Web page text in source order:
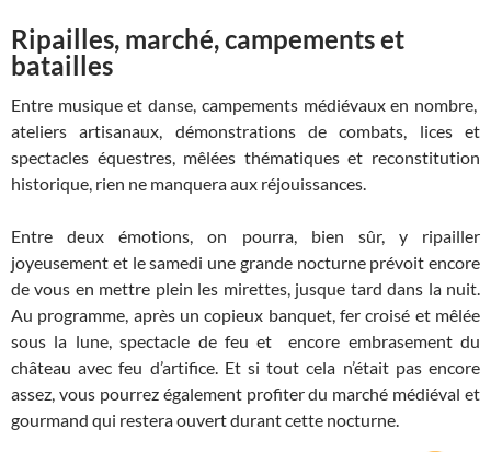
Ripailles, marché, campements et
batailles
Entre musique et danse, campements médiévaux en nombre,
ateliers artisanaux, démonstrations de combats, lices et
spectacles équestres, mêlées thématiques et reconstitution
historique, rien ne manquera aux réjouissances.
Entre deux émotions, on pourra, bien sûr, y ripailler
joyeusement et le samedi une grande nocturne prévoit encore
de vous en mettre plein les mirettes, jusque tard dans la nuit.
Au programme, après un copieux banquet, fer croisé et mêlée
sous la lune, spectacle de feu et encore embrasement du
château avec feu d’artifice. Et si tout cela n’était pas encore
assez, vous pourrez également profiter du marché médiéval et
gourmand qui restera ouvert durant cette nocturne.